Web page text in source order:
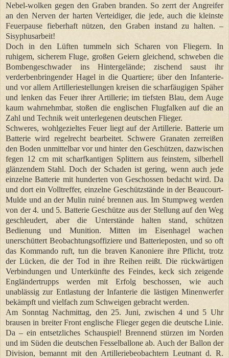
Nebel-wolken gegen den Graben branden. So zerrt der Angreifer
an den Nerven der harten Verteidiger, die jede, auch die kleinste
Feuerpause fieberhaft nützen, den Graben instand zu halten. –
Sisyphusarbeit!
Doch in den Lüften tummeln sich Scharen von Fliegern. In
ruhigem, sicherem Fluge, großen Geiern gleichend, schweben die
Bombengeschwader ins Hintergelände; zischend saust ihr
verderbenbringender Hagel in die Quartiere; über den Infanterie-
und vor allem Artilleriestellungen kreisen die scharfäugigen Späher
und lenken das Feuer ihrer Artillerie; im tiefsten Blau, dem Auge
kaum wahrnehmbar, stoßen die englischen Flugfalken auf die an
Zahl und Technik weit unterlegenen deutschen Flieger.
Schweres, wohlgezieltes Feuer liegt auf der Artillerie. Batterie um
Batterie wird regelrecht bearbeitet. Schwere Granaten zerreißen
den Boden unmittelbar vor und hinter den Geschützen, dazwischen
fegen 12 cm mit scharfkantigen Splittern aus feinstem, silberhell
glänzendem Stahl. Doch der Schaden ist gering, wenn auch jede
einzelne Batterie mit hunderten von Geschossen bedacht wird. Da
und dort ein Volltreffer, einzelne Geschützstände in der Beaucourt-
Mulde und an der Mulin ruiné brennen aus. Im Stumpweg werden
von der 4. und 5. Batterie Geschütze aus der Stellung auf den Weg
geschleudert, aber die Unterstände halten stand, schützen
Bedienung und Munition. Mitten im Eisenhagel wachen
unerschüttert Beobachtungsoffiziere und Batterieposten, und so oft
das Kommando ruft, tun die braven Kanoniere ihre Pflicht, trotz
der Lücken, die der Tod in ihre Reihen reißt. Die rückwärtigen
Verbindungen und Unterkünfte des Feindes, keck sich zeigende
Engländertrupps werden mit Erfolg beschossen, wie auch
unablässig zur Entlastung der Infanterie die lästigen Minenwerfer
bekämpft und vielfach zum Schweigen gebracht werden.
Am Sonntag Nachmittag, den 25. Juni, zwischen 4 und 5 Uhr
brausen in breiter Front englische Flieger gegen die deutsche Linie.
Da – ein entsetzliches Schauspiel! Brennend stürzen im Norden
und im Süden die deutschen Fesselballone ab. Auch der Ballon der
Division, bemannt mit den Artilleriebeobachtern Leutnant d. R.